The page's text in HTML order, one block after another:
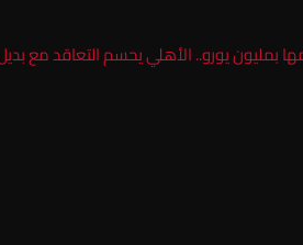
يورو.. الأهلي يحسم التعاقد مع بديل وسام ابو